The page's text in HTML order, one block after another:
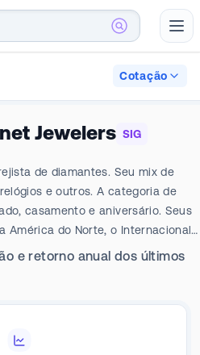
Cotação
Jewelers SIG
de diamantes. Seu mix de
e outros. A categoria de
casamento e aniversário. Seus
América do Norte, o Internacional
do Norte gera a maior parte
e retorno anual dos últimos